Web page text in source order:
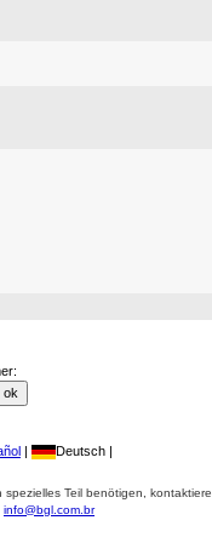
| Deutsch |
Teil benötigen,
info@bgl.com.br